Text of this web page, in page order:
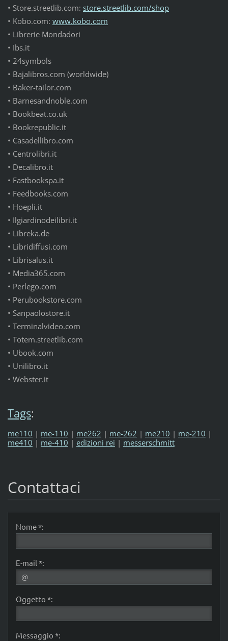
• Store.streetlib.com: store.streetlib.com/shop
• Kobo.com: www.kobo.com
• Librerie Mondadori
• Ibs.it
• 24symbols
• Bajalibros.com (worldwide)
• Baker-tailor.com
• Barnesandnoble.com
• Bookbeat.co.uk
• Bookrepublic.it
• Casadellibro.com
• Centrolibri.it
• Decalibro.it
• Fastbookspa.it
• Feedbooks.com
• Hoepli.it
• Ilgiardinodeilibri.it
• Libreka.de
• Libridiffusi.com
• Librisalus.it
• Media365.com
• Perlego.com
• Perubookstore.com
• Sanpaolostore.it
• Terminalvideo.com
• Totem.streetlib.com
• Ubook.com
• Unilibro.it
• Webster.it
Tags:
me110 | me-110 | me262 | me-262 | me210 | me-210 |
me410 | me-410 | edizioni rei | messerschmitt
Contattaci
Nome *:
E-mail *:
Oggetto *:
Messaggio *: